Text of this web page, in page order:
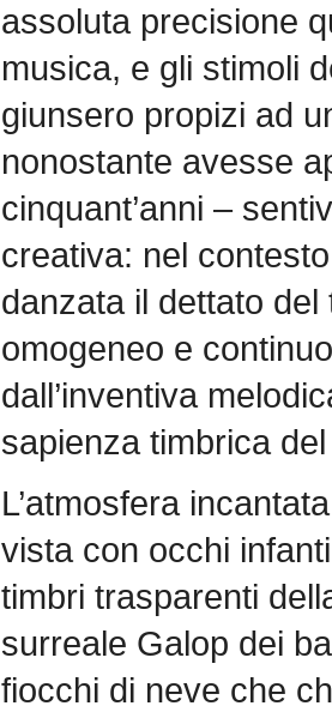
assoluta precisione
musica, e gli stimoli
giunsero propizi ad
nonostante avesse
cinquant’anni –
creativa: nel
danzata il dettato
omogeneo e
dall’inventiva
sapienza timbrica
L’atmosfera
vista con occhi
timbri trasparenti
surreale Galop dei
fiocchi di neve che